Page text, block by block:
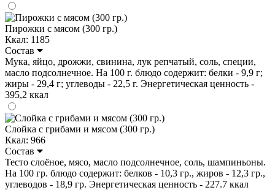
Пирожки с мясом (300 гр.)
Ккал: 1185
Состав
Мука, яйцо, дрожжи, свинина, лук репчатый, соль, специи,
масло подсолнечное. На 100 г. блюдо содержит: белки - 9,9 г;
жиры - 29,4 г; углеводы - 22,5 г. Энергетическая ценность -
395,2 ккал
Слойка с грибами и мясом (300 гр.)
Ккал: 966
Состав
Тесто слоёное, мясо, масло подсолнечное, соль, шампиньоны.
На 100 гр. блюдо содержит: белков - 10,3 гр., жиров - 12,3 гр.,
углеводов - 18,9 гр. Энергетическая ценность - 227.7 ккал